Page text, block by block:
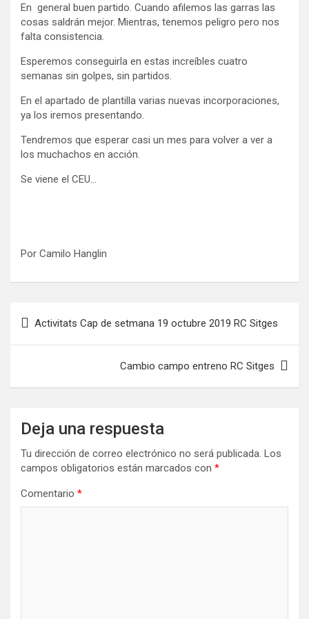
En general buen partido. Cuando afilemos las garras las
cosas saldrán mejor. Mientras, tenemos peligro pero nos
falta consistencia.
Esperemos conseguirla en estas increíbles cuatro
semanas sin golpes, sin partidos.
En el apartado de plantilla varias nuevas incorporaciones,
ya los iremos presentando.
Tendremos que esperar casi un mes para volver a ver a
los muchachos en acción.
Se viene el CEU…
Por Camilo Hanglin
Activitats Cap de setmana 19 octubre 2019 RC Sitges
Cambio campo entreno RC Sitges
Deja una respuesta
Tu dirección de correo electrónico no será publicada. Los
campos obligatorios están marcados con *
Comentario *